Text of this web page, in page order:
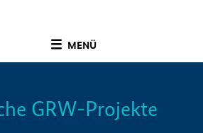
MENÜ
Info
GRW-Projekte